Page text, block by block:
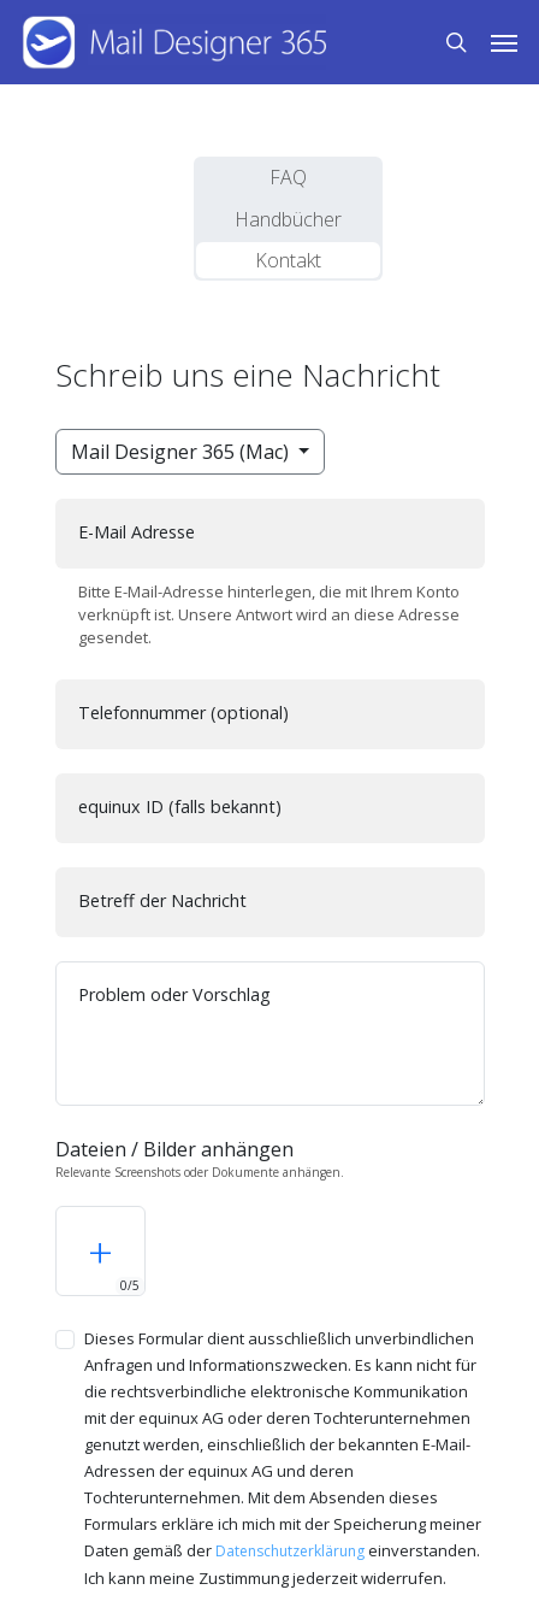
Skip
main
search
FAQ
Handbücher
Kontakt
Schreib uns eine Nachricht
Mail Designer 365 (Mac)
E-Mail Adresse
Bitte E-Mail-Adresse hinterlegen, die mit Ihrem Konto
verknüpft ist. Unsere Antwort wird an diese Adresse
gesendet.
Telefonnummer (optional)
equinux ID (falls bekannt)
Betreff der Nachricht
Problem oder Vorschlag
Dateien / Bilder anhängen
Relevante Screenshots oder Dokumente anhängen.
+
0/5
Dieses Formular dient ausschließlich unverbindlichen
Anfragen und Informationszwecken. Es kann nicht für
die rechtsverbindliche elektronische Kommunikation
mit der equinux AG oder deren Tochterunternehmen
genutzt werden, einschließlich der bekannten E-Mail-
Adressen der equinux AG und deren
Tochterunternehmen. Mit dem Absenden dieses
Formulars erkläre ich mich mit der Speicherung meiner
Daten gemäß der Datenschutzerklärungeinverstanden.
Ich kann meine Zustimmung jederzeit widerrufen.